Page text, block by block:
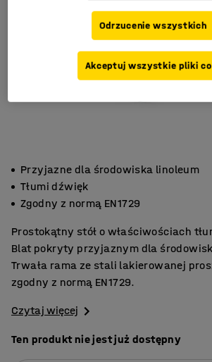
Przyjazne dla środowiska linoleum
Tłumi dźwięk
Zgodny z normą EN1729
Prostokątny stół o właściwościach
Blat pokryty przyjaznym dla
Trwała rama ze stali lakierowanej
zgodny z normą EN1729.
Czytaj więcej
Ten produkt nie jest już dostępny
Odrzucenie wszystkich
Akceptuj wszystkie pliki